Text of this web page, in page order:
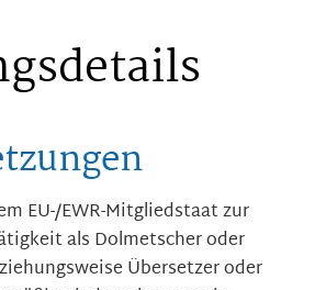
EU-/EWR-Mitgliedstaat zur
als Dolmetscher oder
Übersetzer oder